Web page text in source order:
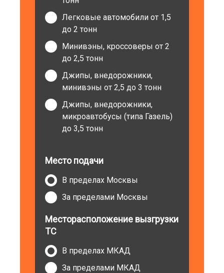
Легковые автомобили от 1,5
до 2 тонн
Минивэны, кроссоверы от 2
до 2,5 тонн
Джипы, внедорожники,
минивэны от 2,5 до 3 тонн
Джипы, внедорожники,
микроавтобусы (типа Газель)
до 3,5 тонн
Место подачи
В пределах Москвы
За пределами Москвы
Месторасположение вызгрузки
ТС
В пределах МКАД
За пределами МКАД